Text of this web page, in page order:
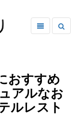
おすすめ
アルなお
ルレスト